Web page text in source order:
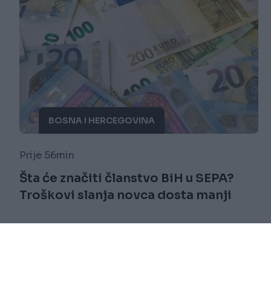
BOSNA I HERCEGOVINA
Prije 56min
Šta će značiti članstvo BiH u SEPA?
Troškovi slanja novca dosta manji